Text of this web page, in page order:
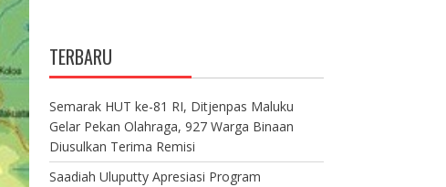
TERBARU
Semarak HUT ke-81 RI, Ditjenpas Maluku
Gelar Pekan Olahraga, 927 Warga Binaan
Diusulkan Terima Remisi
Saadiah Uluputty Apresiasi Program